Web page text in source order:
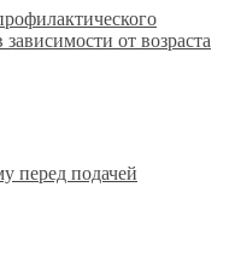
от возраста
перед подачей